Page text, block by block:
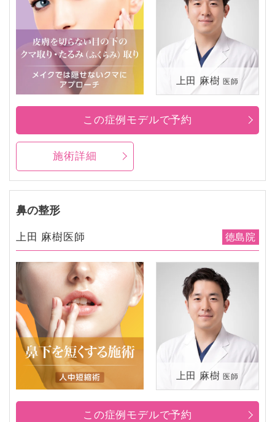
上田 麻樹 医師
施術詳細
この症例モデルで予約
鼻の整形
上田 麻樹医師 徳島院
上田 麻樹 医師
この症例モデルで予約